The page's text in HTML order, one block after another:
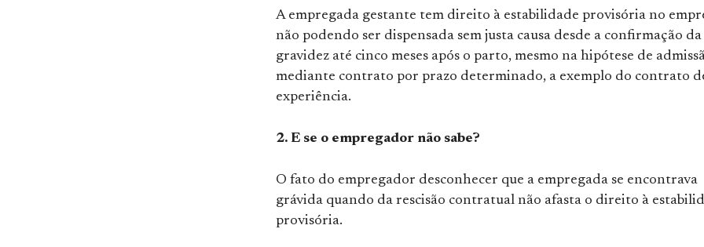
A empregada gestante tem direito à estabilidade provisória no
não podendo ser dispensada sem justa causa desde a confirmação da
gravidez até cinco meses após o parto, mesmo na hipótese de
mediante contrato por prazo determinado, a exemplo do contrato
experiência.
2. E se o empregador não sabe?
O fato do empregador desconhecer que a empregada se encontrava
grávida quando da rescisão contratual não afasta o direito à
provisória.